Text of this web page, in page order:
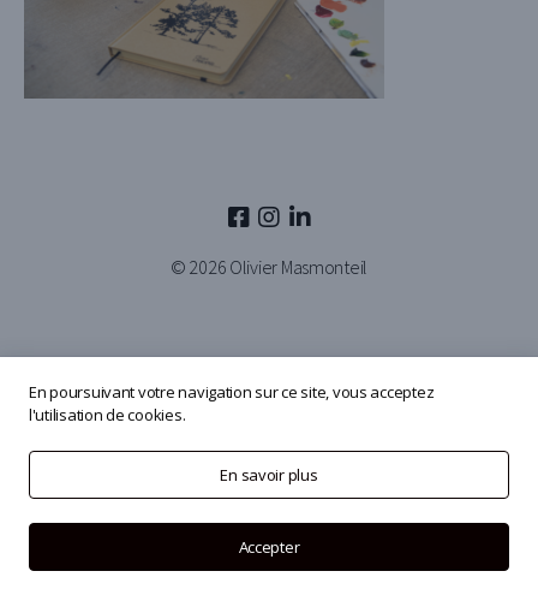
© 2026 Olivier Masmonteil
En poursuivant votre navigation sur ce site, vous acceptez
l'utilisation de cookies.
En savoir plus
Accepter